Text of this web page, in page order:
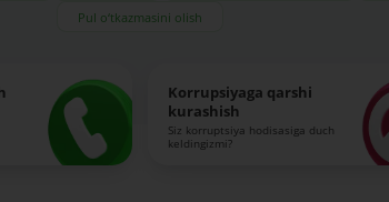
Pul o‘tkazmasini olish
Korrupsiyaga qarshi
kurashish
Siz korruptsiya hodisasiga duch
keldingizmi?